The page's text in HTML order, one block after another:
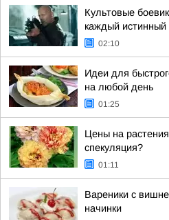
Культовые
каждый
02:10
Идеи для
на любой день
01:25
Цены на
спекуляция?
01:11
Вареники с
начинки